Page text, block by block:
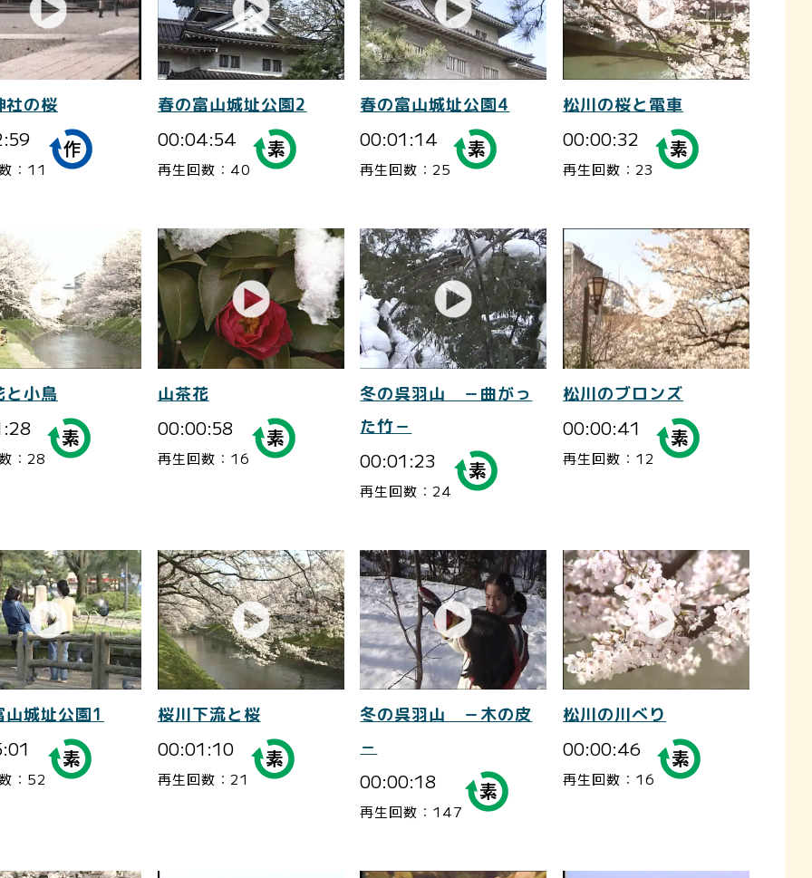
社の桜
：11
春の富山城址公園2
00:04:54
再生回数：40
春の富山城址公園4
00:01:14
再生回数：25
松川の桜と電車
00:00:32
再生回数：23
と小鳥
：28
山茶花
00:00:58
再生回数：16
冬の呉羽山 －曲がっ
た竹－
00:01:23
再生回数：24
松川のブロンズ
00:00:41
再生回数：12
山城址公園1
：52
桜川下流と桜
00:01:10
再生回数：21
冬の呉羽山 －木の皮
－
00:00:18
再生回数：147
松川の川べり
00:00:46
再生回数：16